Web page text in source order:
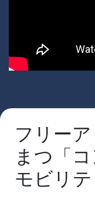
フリー
まつ「
モビリテ